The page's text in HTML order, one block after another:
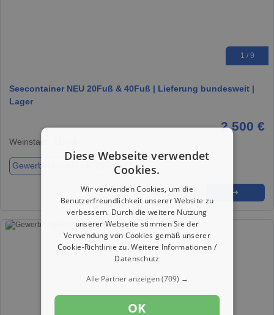
1 / 9
Seecontainer NEU 20Fuß & 40Fuß | Lieferung bundesweit |
Lager
2.500 €
Weinstadt, 71384
Gewerbeobjekt ca. 15,00 m²
★ ➦ ➜
Diese Webseite verwendet
Cookies.
Wir verwenden Cookies, um die
Benutzerfreundlichkeit unserer Website zu
verbessern. Durch die weitere Nutzung
unserer Webseite stimmen Sie der
Verwendung von Cookies gemäß unserer
Cookie-Richtlinie zu.Weitere Informationen /
Datenschutz
Alle Partner anzeigen(709) →
OK